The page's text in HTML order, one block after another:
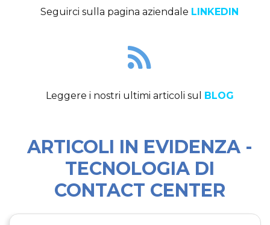
Seguirci sulla pagina aziendale LINKEDIN
Leggere i nostri ultimi articoli sul BLOG
ARTICOLI IN EVIDENZA -
TECNOLOGIA DI
CONTACT CENTER